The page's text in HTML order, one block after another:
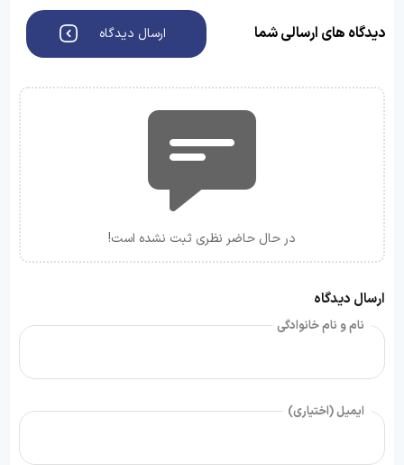
دیدگاه های ارسالی شما ارسال دیدگاه
در حال حاضر نظری ثبت نشده است!
ارسال دیدگاه
نام و نام خانوادگی
ایمیل (اختیاری)